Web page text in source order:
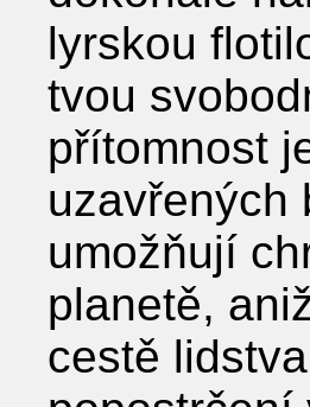
lyrskou
tvou
přítomnost
uzavřených
umožňují
planetě,
cestě